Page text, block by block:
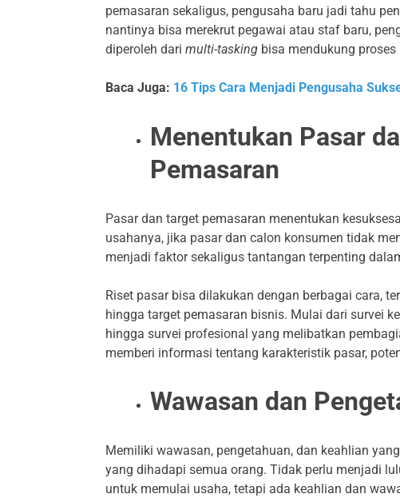
pemasaran sekaligus, pengusaha baru jadi tahu
nantinya bisa merekrut pegawai atau staf baru,
diperoleh dari multi-tasking bisa mendukung
Baca Juga: 16 Tips Cara Menjadi Pengusaha
Menentukan Pasar
Pemasaran
Pasar dan target pemasaran menentukan
usahanya, jika pasar dan calon konsumen tidak
menjadi faktor sekaligus tantangan terpenting
Riset pasar bisa dilakukan dengan berbagai cara,
hingga target pemasaran bisnis. Mulai dari survei
hingga survei profesional yang melibatkan
memberi informasi tentang karakteristik pasar,
Wawasan dan
Memiliki wawasan, pengetahuan, dan keahlian
yang dihadapi semua orang. Tidak perlu menjadi
untuk memulai usaha, tetapi ada keahlian dan